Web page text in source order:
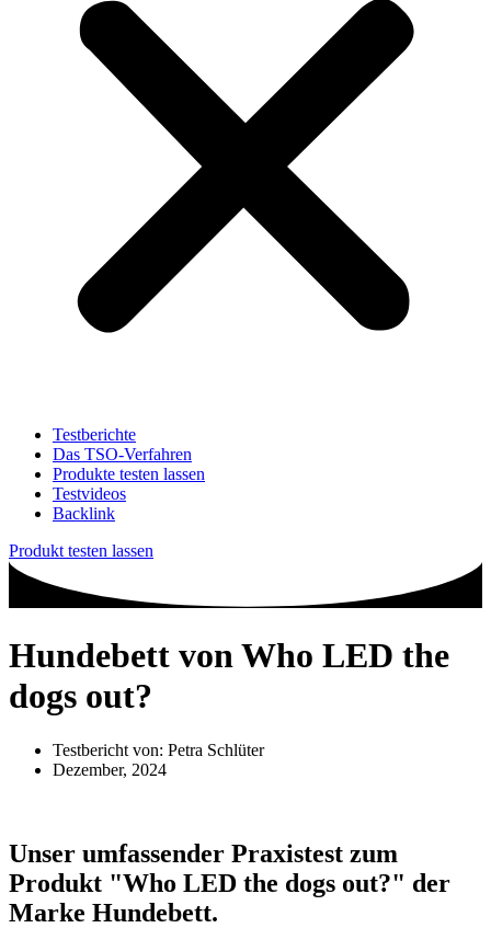
Testberichte
Das TSO-Verfahren
Produkte testen lassen
Testvideos
Backlink
Produkt testen lassen
Hundebett von Who LED the
dogs out?
Testbericht von: Petra Schlüter
Dezember, 2024
Unser umfassender Praxistest zum
Produkt "Who LED the dogs out?" der
Marke Hundebett.